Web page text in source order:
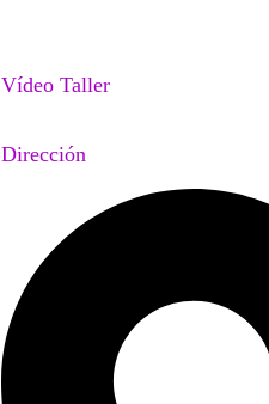
Vídeo Taller
Dirección